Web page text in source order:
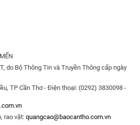
do Bộ Thông Tin và Truyền Thông cấp ngày
TP Cần Thơ - Điện thoại: (0292) 3830098 -
rao vặt: quangcao@baocantho.com.vn